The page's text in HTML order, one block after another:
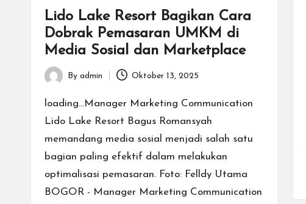
Lido Lake Resort Bagikan Cara
Dobrak Pemasaran UMKM di
Media Sosial dan Marketplace
Posted
by
By admin Oktober 13, 2025
loading...Manager Marketing Communication
Lido Lake Resort Bagus Romansyah
memandang media sosial menjadi salah satu
bagian paling efektif dalam melakukan
optimalisasi pemasaran. Foto: Felldy Utama
BOGOR - Manager Marketing Communication